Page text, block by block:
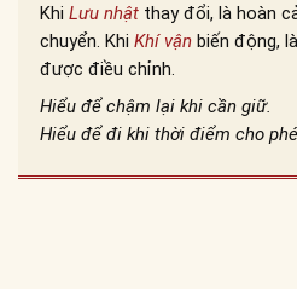
Khi Lưu nhật thay đổi, là hoàn
chuyển. Khi Khí vận biến động,
được điều chỉnh.
Hiểu để chậm lại khi cần giữ.
Hiểu để đi khi thời điểm cho